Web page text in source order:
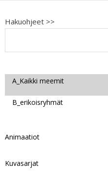
Hakuohjeet >>
A_Kaikki meemit
B_erikoisryhmät
Animaatiot
Kuvasarjat